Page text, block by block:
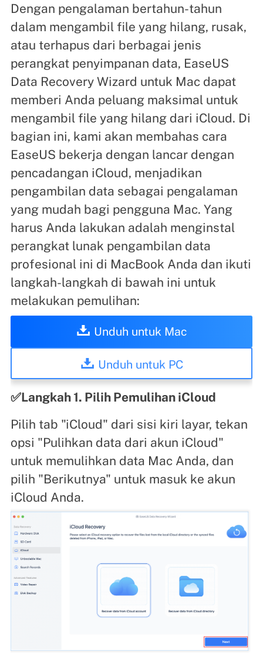
Dengan pengalaman bertahun-tahun
dalam mengambil file yang hilang, rusak,
atau terhapus dari berbagai jenis
perangkat penyimpanan data, EaseUS
Data Recovery Wizard untuk Mac dapat
memberi Anda peluang maksimal untuk
mengambil file yang hilang dari iCloud. Di
bagian ini, kami akan membahas cara
EaseUS bekerja dengan lancar dengan
pencadangan iCloud, menjadikan
pengambilan data sebagai pengalaman
yang mudah bagi pengguna Mac. Yang
harus Anda lakukan adalah menginstal
perangkat lunak pengambilan data
profesional ini di MacBook Anda dan ikuti
langkah-langkah di bawah ini untuk
melakukan pemulihan:
Unduh untuk Mac
Unduh untuk PC
✅Langkah 1. Pilih Pemulihan iCloud
Pilih tab "iCloud" dari sisi kiri layar, tekan
opsi "Pulihkan data dari akun iCloud"
untuk memulihkan data Mac Anda, dan
pilih "Berikutnya" untuk masuk ke akun
iCloud Anda.